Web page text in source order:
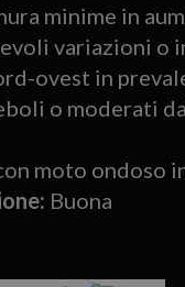
minime in
variazioni o
ovest in
o moderati
moto ondoso
Buona